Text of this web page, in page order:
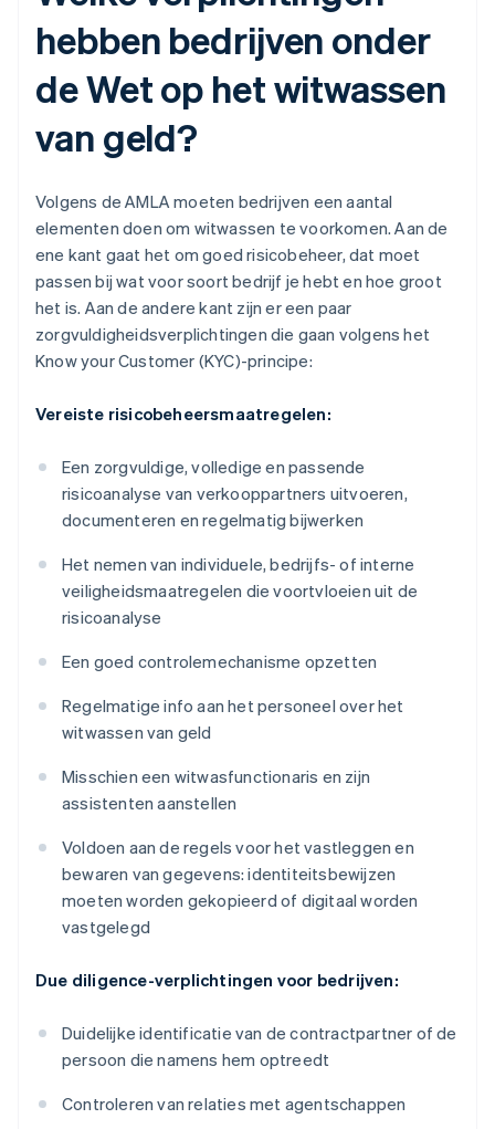
hebben bedrijven onder
de Wet op het witwassen
van geld?
Volgens de AMLA moeten bedrijven een aantal
elementen doen om witwassen te voorkomen. Aan de
ene kant gaat het om goed risicobeheer, dat moet
passen bij wat voor soort bedrijf je hebt en hoe groot
het is. Aan de andere kant zijn er een paar
zorgvuldigheidsverplichtingen die gaan volgens het
Know your Customer (KYC)-principe:
Vereiste risicobeheersmaatregelen:
Een zorgvuldige, volledige en passende
risicoanalyse van verkooppartners uitvoeren,
documenteren en regelmatig bijwerken
Het nemen van individuele, bedrijfs- of interne
veiligheidsmaatregelen die voortvloeien uit de
risicoanalyse
Een goed controlemechanisme opzetten
Regelmatige info aan het personeel over het
witwassen van geld
Misschien een witwasfunctionaris en zijn
assistenten aanstellen
Voldoen aan de regels voor het vastleggen en
bewaren van gegevens: identiteitsbewijzen
moeten worden gekopieerd of digitaal worden
vastgelegd
Due diligence-verplichtingen voor bedrijven:
Duidelijke identificatie van de contractpartner of de
persoon die namens hem optreedt
Controleren van relaties met agentschappen